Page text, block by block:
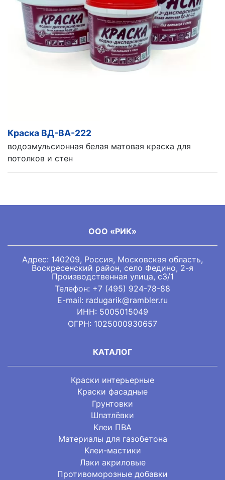
Краска ВД-ВА-222
водоэмульсионная белая матовая краска для
потолков и стен
ООО «РИК»
Адрес: 140209, Россия, Московская область,
Воскресенский район, село Федино, 2-я
Производственная улица, с3/1
Телефон: +7 (495) 924-78-88
E-mail: radugarik@rambler.ru
ИНН: 5005015049
ОГРН: 1025000930657
КАТАЛОГ
Краски интерьерные
Краски фасадные
Грунтовки
Шпатлёвки
Клеи ПВА
Материалы для газобетона
Клеи-мастики
Лаки акриловые
Противоморозные добавки